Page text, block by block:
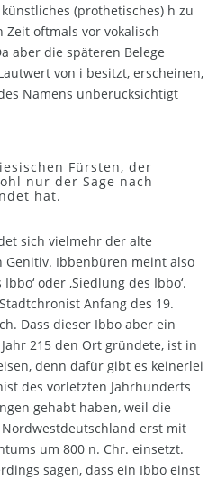
(prothetisches) h zu
oftmals vor vokalisch
aber die späteren Belege
von i besitzt, erscheinen,
Namens unberücksichtigt
Fürsten, der
nur der Sage nach
hat.
sich vielmehr der alte
Genitiv. Ibbenbüren meint also
oder ‚Siedlung des Ibbo‘.
Anfang des 19.
Dass dieser Ibbo aber ein
215 den Ort gründete, ist in
denn dafür gibt es keinerlei
des vorletzten Jahrhunderts
gehabt haben, weil die
erst mit
um 800 n. Chr. einsetzt.
sagen, dass ein Ibbo einst